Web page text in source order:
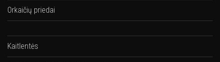
Orkaičių priedai
Kaitlentės